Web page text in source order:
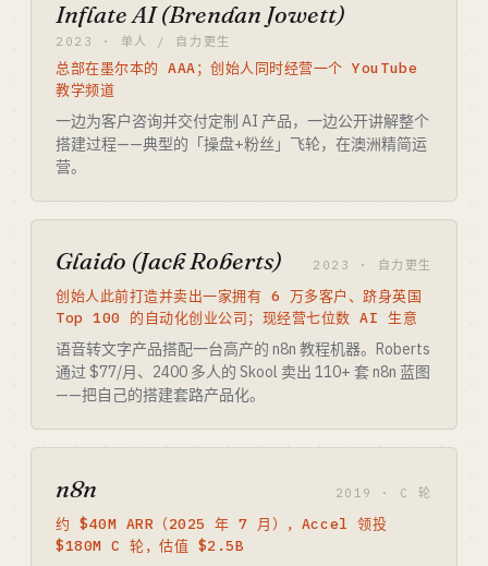
Inflate AI (Brendan Jowett)
2023 · 单人 / 自力更生
总部在墨尔本的 AAA；创始人同时经营一个 YouTube
教学频道
一边为客户咨询并交付定制 AI 产品，一边公开讲解整个
搭建过程——典型的「操盘+粉丝」飞轮，在澳洲精简运
营。
Glaido (Jack Roberts) 2023 · 自力更生
创始人此前打造并卖出一家拥有 6 万多客户、跻身英国
Top 100 的自动化创业公司；现经营七位数 AI 生意
语音转文字产品搭配一台高产的 n8n 教程机器。Roberts
通过 $77/月、2400 多人的 Skool 卖出 110+ 套 n8n 蓝图
——把自己的搭建套路产品化。
n8n 2019 · C 轮
约 $40M ARR（2025 年 7 月），Accel 领投
$180M C 轮，估值 $2.5B